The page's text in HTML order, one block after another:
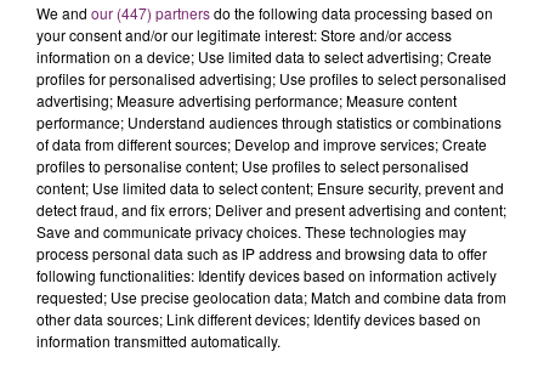
La Bulle - Guinguette éphémère
de Frelinghien !
We and our (447) partnersdo the following data processing based on
your consent and/or our legitimate interest: Store and/or access
information on a device; Use limited data to select advertising; Create
profiles for personalised advertising; Use profiles to select personalised
advertising; Measure advertising performance; Measure content
performance; Understand audiences through statistics or combinations
of data from different sources; Develop and improve services; Create
profiles to personalise content; Use profiles to select personalised
content; Use limited data to select content; Ensure security, prevent and
detect fraud, and fix errors; Deliver and present advertising and content;
Save and communicate privacy choices. These technologies may
process personal data such as IP address and browsing data to offer
following functionalities: Identify devices based on information actively
requested; Use precise geolocation data; Match and combine data from
other data sources; Link different devices; Identify devices based on
information transmitted automatically.